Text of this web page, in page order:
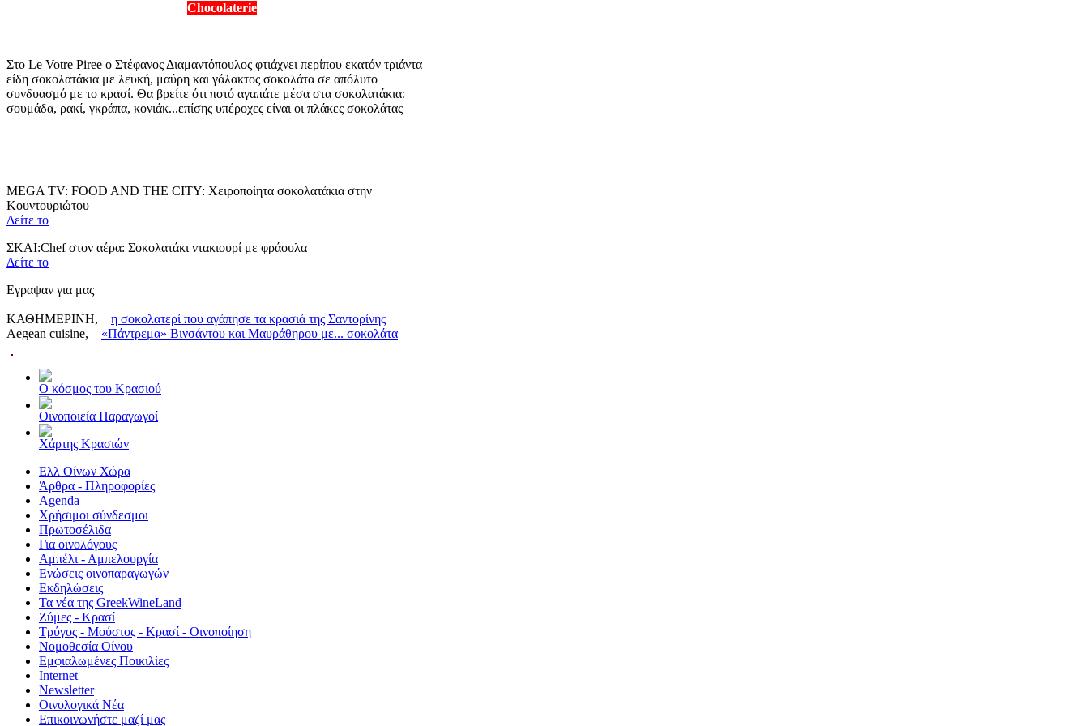
Chocolaterie
Στο Le Votre Piree ο Στέφανος Διαμαντόπουλος φτιάχνει περίπου εκατόν τριάντα
είδη σοκολατάκια με λευκή, μαύρη και γάλακτος σοκολάτα σε απόλυτο
συνδυασμό με το κρασί. Θα βρείτε ότι ποτό αγαπάτε μέσα στα σοκολατάκια:
σουμάδα, ρακί, γκράπα, κονιάκ...επίσης υπέροχες είναι οι πλάκες σοκολάτας
MEGA TV: FOOD AND THE CITY: Χειροποίητα σοκολατάκια στην
Κουντουριώτου
Δείτε το
ΣΚΑΙ:Chef στον αέρα: Σοκολατάκι ντακιουρί με φράουλα
Δείτε το
Εγραψαν για μας
ΚΑΘΗΜΕΡΙΝΗ, η σοκολατερί που αγάπησε τα κρασιά της Σαντορίνης
Aegean cuisine, «Πάντρεμα» Βινσάντου και Μαυράθηρου με... σοκολάτα
Ο κόσμος του Κρασιού
Οινοποιεία Παραγωγοί
Χάρτης Κρασιών
Ελλ Οίνων Χώρα
Άρθρα - Πληροφορίες
Agenda
Χρήσιμοι σύνδεσμοι
Πρωτοσέλιδα
Για οινολόγους
Αμπέλι - Αμπελουργία
Ενώσεις οινοπαραγωγών
Εκδηλώσεις
Τα νέα της GreekWineLand
Ζύμες - Κρασί
Τρύγος - Μούστος - Κρασί - Οινοποίηση
Νομοθεσία Οίνου
Εμφιαλωμένες Ποικιλίες
Internet
Newsletter
Οινολογικά Νέα
Επικοινωνήστε μαζί μας